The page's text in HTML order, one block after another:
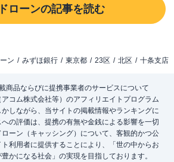
ローンの記事を読む
ン みずほ銀行 東京都 23区 北区 十条支店
商品ならびに提携事業者のサービスについて
コム株式会社等）のアフィリエイトプログラム
しながら、当サイトの掲載情報やランキングに
の評価は、提携の有無や金銭による影響を一切
ーン（キャッシング）について、客観的かつ公
利用者に提供することにより、「世の中からお
かになる社会」の実現を目指しております。